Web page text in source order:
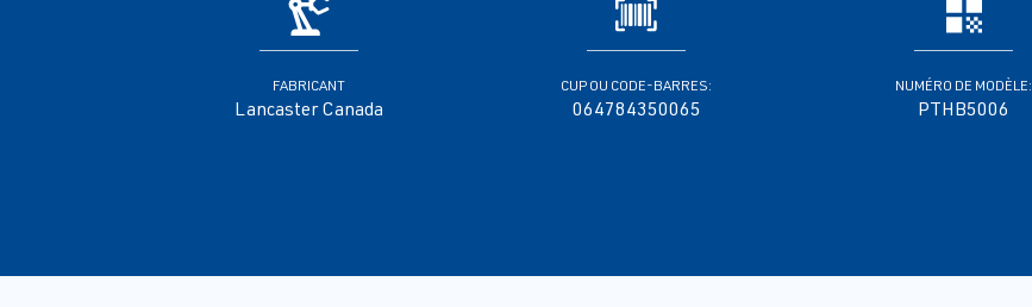
FABRICANT
Lancaster Canada
CUP OU CODE-BARRES:
064784350065
NUMÉRO DE MODÈLE:
PTHB5006